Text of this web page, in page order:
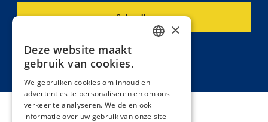
×
Deze website maakt
gebruik van cookies.
We gebruiken cookies om inhoud en
advertenties te personaliseren en om ons
verkeer te analyseren. We delen ook
informatie over uw gebruik van onze site